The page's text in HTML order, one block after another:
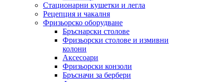
Стационарни кушетки и легла
Рецепция и чакалня
Фризьорско оборудване
Бръснарски столове
Фризьорски столове и измивни
колони
Аксесоари
Фризьорски конзоли
Бръсначи за бербери